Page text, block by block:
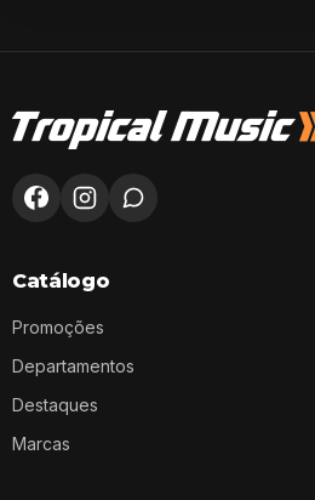
Catálogo
Promoções
Departamentos
Destaques
Marcas